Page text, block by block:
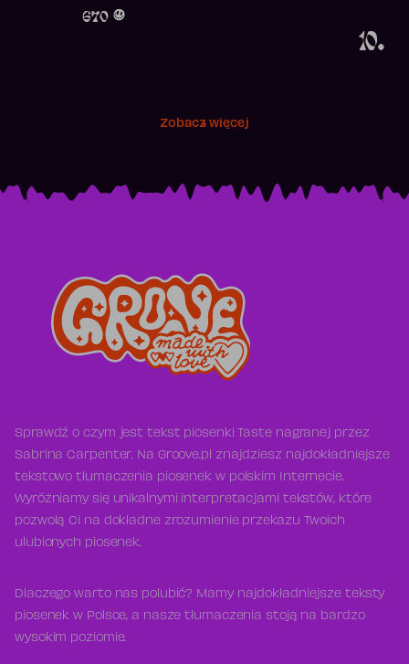
10.
670
Zobacz więcej
Sprawdź o czym jest tekst piosenki Taste nagranej przez
Sabrina Carpenter. Na Groove.pl znajdziesz najdokładniejsze
tekstowo tłumaczenia piosenek w polskim Internecie.
Wyróżniamy się unikalnymi interpretacjami tekstów, które
pozwolą Ci na dokładne zrozumienie przekazu Twoich
ulubionych piosenek.
Dlaczego warto nas polubić? Mamy najdokładniejsze teksty
piosenek w Polsce, a nasze tłumaczenia stoją na bardzo
wysokim poziomie.